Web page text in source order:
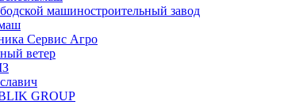
машиностроительный завод
Сервис Агро
ветер
GROUP